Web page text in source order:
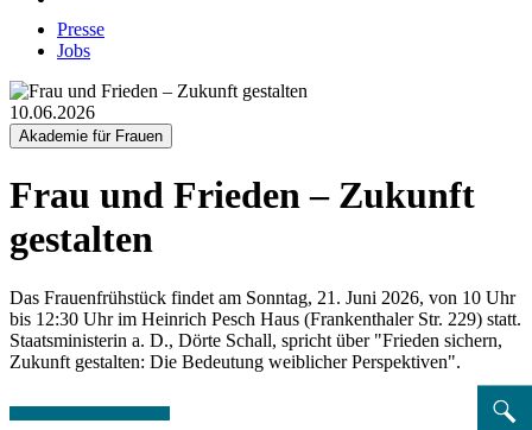
Presse
Jobs
10.06.2026
Akademie für Frauen
Frau und Frieden – Zukunft
gestalten
Das Frauenfrühstück findet am Sonntag, 21. Juni 2026, von 10 Uhr
bis 12:30 Uhr im Heinrich Pesch Haus (Frankenthaler Str. 229) statt.
Staatsministerin a. D., Dörte Schall, spricht über "Frieden sichern,
Zukunft gestalten: Die Bedeutung weiblicher Perspektiven".